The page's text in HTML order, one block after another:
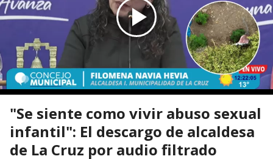
"Se siente como vivir abuso sexual
infantil": El descargo de alcaldesa
de La Cruz por audio filtrado